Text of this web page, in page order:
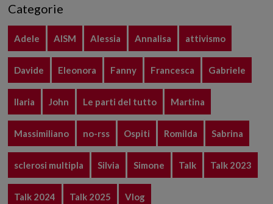
Categorie
Adele AISM Alessia Annalisa attivismo
Davide Eleonora Fanny Francesca Gabriele
Ilaria John Le parti del tutto Martina
Massimiliano no-rss Ospiti Romilda Sabrina
sclerosi multipla Silvia Simone Talk Talk 2023
Talk 2024 Talk 2025 Vlog